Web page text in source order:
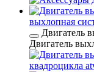
выхлопная
Двигатель
Двигатель
квадроцикла